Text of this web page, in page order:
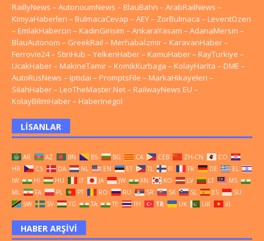
RaillyNews – AutonoumNews – BlauBahn – ArabRailNews –
KimyaHaberleri – BulmacaCevap – AEY– ZorBulmaca – LeventÖzen
– EmlakHabercin – KadinGirisim – AnkaraYasam – AdanaMersin –
BlauAutonom – GreekRail – Merhabaİzmir– KaravanHaber–
Ferrovie24– StiriHub – YelkenHaber– KamuHaber– RayTurkiye –
UcakHaber– MakineTamir– KomikKurbaga – KolayHarita – DME –
AutoRusNews – Iptidai – PromptsFile – MarkaHikayeleri –
SilahHaber– LeoTheMaster.Net– RailwayNews EU –
KolayBilimHaber– HaberInegol
LISANLAR
AR AZ BN BS BG CA CEB ZH-CN
CO
HR
CS DA NL EN ET TL FI FR DE
EL
IW
HI HU IT JA JW KN KO LV LT
MS
ML
FA PL PT RO RU SR SK SL ES
SU
SW
SV TG TA TE TH TR UK UR VI
HABER ARŞIVI